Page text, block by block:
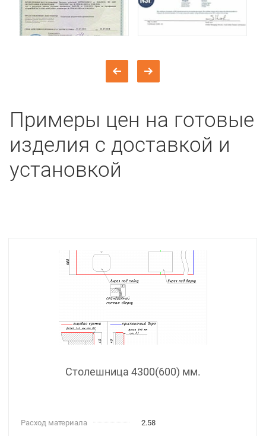
Примеры цен на готовые
изделия с доставкой и
установкой
Столешница 4300(600) мм.
Расход материала 2.58